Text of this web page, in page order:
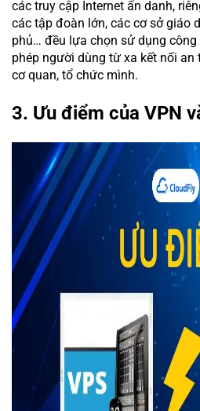
các truy cập Internet ẩn danh,
các tập đoàn lớn, các cơ sở giáo
phủ… đều lựa chọn sử dụng công
phép người dùng từ xa kết nối an
cơ quan, tổ chức mình.
3. Ưu điểm của VPN